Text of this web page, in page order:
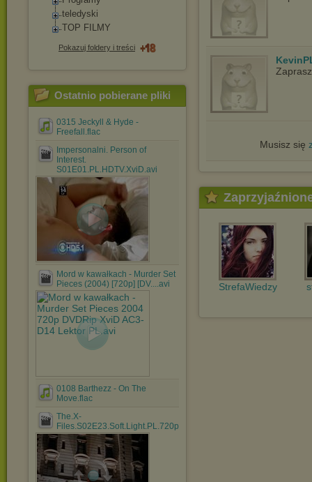
teledyski
TOP FILMY
Pokazuj foldery i treści
Ostatnio pobierane pliki
0315 Jeckyll & Hyde -
Freefall.flac
Impersonalni. Person of
Interest.
S01E01.PL.HDTV.XviD.avi
Mord w kawałkach - Murder Set
Pieces (2004) [720p] [DV....avi
0108 Barthezz - On The
Move.flac
The.X-
Files.S02E23.Soft.Light.PL.720p.BluRay.x264.AC3.mkv
Musisz się
StrefaWiedzy